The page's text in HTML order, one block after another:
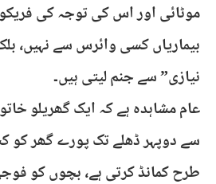
موٹائی اور اس کی توجہ کی
بیماریاں کسی وائرس سے نہیں،
نیازی” سے جنم لیتی ہیں۔
عام مشاہدہ ہے کہ ایک گھریلو
سے دوپہر ڈھلے تک پورے گھر
طرح کمانڈ کرتی ہے، بچوں کو